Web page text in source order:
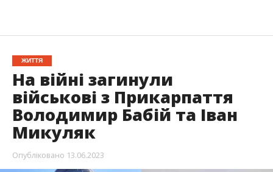
ЖИТТЯ
На війні загинули
військові з Прикарпаття
Володимир Бабій та Іван
Микуляк
Опубліковано 13.06.2023